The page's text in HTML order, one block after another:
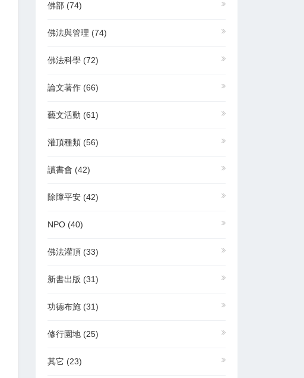
佛部 (74)
佛法與管理 (74)
佛法科學 (72)
論文著作 (66)
藝文活動 (61)
灌頂種類 (56)
讀書會 (42)
除障平安 (42)
NPO (40)
佛法灌頂 (33)
新書出版 (31)
功德布施 (31)
修行園地 (25)
其它 (23)